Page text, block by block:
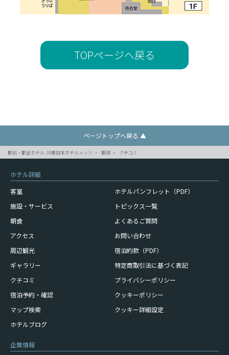
TOPページへ戻る
ページトップへ戻る ▲
駅前・駅近ホテル JR東日本ホテルメッツ 新潟 クチコミ
ホテル詳細
客室
施設・サービス
朝食
アクセス
周辺観光
ギャラリー
クチコミ
宿泊予約・確認
マップ検索
ホテルブログ
ホテルパンフレット（PDF）
トピックス一覧
よくあるご質問
お問い合わせ
宿泊約款（PDF）
特定商取引法に基づく表記
プライバシーポリシー
クッキーポリシー
クッキー詳細設定
企業情報